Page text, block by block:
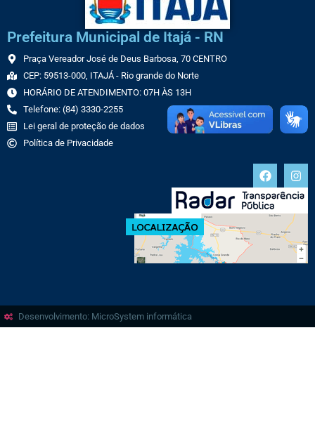
Prefeitura Municipal de Itajá - RN
Praça Vereador José de Deus Barbosa, 70 CENTRO
CEP: 59513-000, ITAJÁ - Rio grande do Norte
HORÁRIO DE ATENDIMENTO: 07H ÀS 13H
Telefone: (84) 3330-2255
Lei geral de proteção de dados
Política de Privacidade
Desenvolvimento: MicroSystem informática